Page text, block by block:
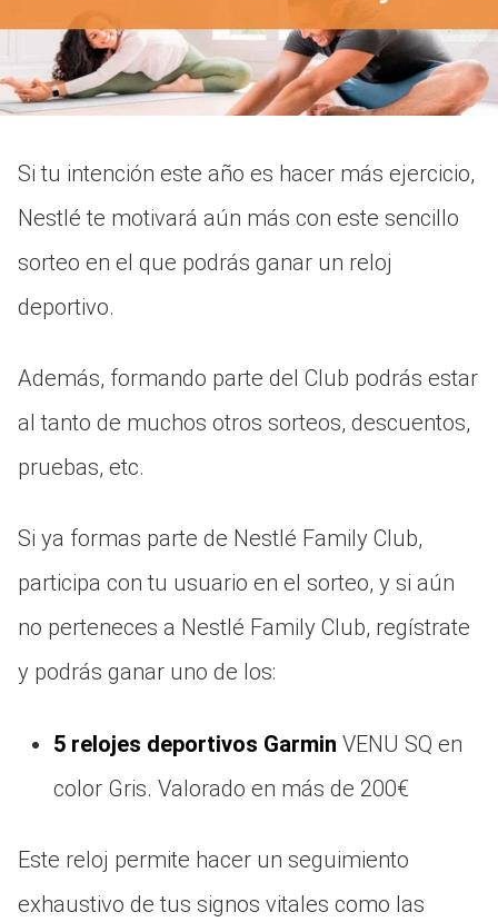
Si tu intención este año es hacer más ejercicio,
Nestlé te motivará aún más con este sencillo
sorteo en el que podrás ganar un reloj
deportivo.
Además, formando parte del Club podrás estar
al tanto de muchos otros sorteos, descuentos,
pruebas, etc.
Si ya formas parte de Nestlé Family Club,
participa con tu usuario en el sorteo, y si aún
no perteneces a Nestlé Family Club, regístrate
y podrás ganar uno de los:
5 relojes deportivos Garmin VENU SQ en
color Gris. Valorado en más de 200€
Este reloj permite hacer un seguimiento
exhaustivo de tus signos vitales como las